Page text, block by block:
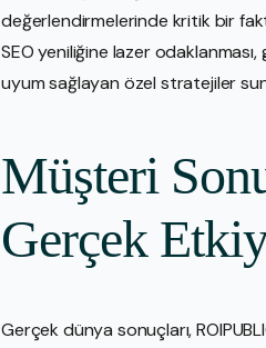
değerlendirmelerinde kritik bir
SEO yeniliğine lazer
uyum sağlayan özel stratejiler
Müşteri
Gerçek
Gerçek dünya sonuçları,